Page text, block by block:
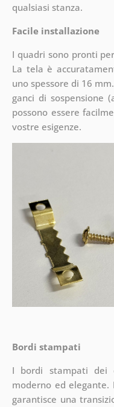
qualsiasi stanza.
Facile installazione
I quadri sono pronti
La tela è
uno spessore di 16
ganci di sospensione
possono essere
vostre esigenze.
Bordi stampati
I bordi stampati dei
moderno ed
garantisce una